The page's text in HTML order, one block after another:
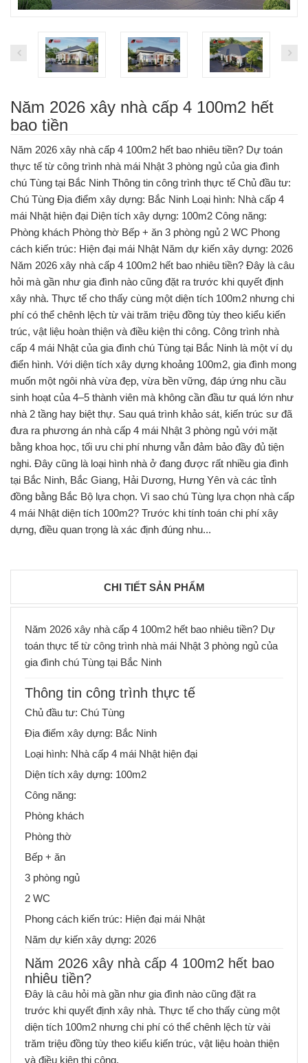
Năm 2026 xây nhà cấp 4 100m2 hết
bao tiền
Năm 2026 xây nhà cấp 4 100m2 hết bao nhiêu tiền? Dự toán
thực tế từ công trình nhà mái Nhật 3 phòng ngủ của gia đình
chú Tùng tại Bắc Ninh Thông tin công trình thực tế Chủ đầu tư:
Chú Tùng Địa điểm xây dựng: Bắc Ninh Loại hình: Nhà cấp 4
mái Nhật hiện đại Diện tích xây dựng: 100m2 Công năng:
Phòng khách Phòng thờ Bếp + ăn 3 phòng ngủ 2 WC Phong
cách kiến trúc: Hiện đại mái Nhật Năm dự kiến xây dựng: 2026
Năm 2026 xây nhà cấp 4 100m2 hết bao nhiêu tiền? Đây là câu
hỏi mà gần như gia đình nào cũng đặt ra trước khi quyết định
xây nhà. Thực tế cho thấy cùng một diện tích 100m2 nhưng chi
phí có thể chênh lệch từ vài trăm triệu đồng tùy theo kiểu kiến
trúc, vật liệu hoàn thiện và điều kiện thi công. Công trình nhà
cấp 4 mái Nhật của gia đình chú Tùng tại Bắc Ninh là một ví dụ
điển hình. Với diện tích xây dựng khoảng 100m2, gia đình mong
muốn một ngôi nhà vừa đẹp, vừa bền vững, đáp ứng nhu cầu
sinh hoạt của 4–5 thành viên mà không cần đầu tư quá lớn như
nhà 2 tầng hay biệt thự. Sau quá trình khảo sát, kiến trúc sư đã
đưa ra phương án nhà cấp 4 mái Nhật 3 phòng ngủ với mặt
bằng khoa học, tối ưu chi phí nhưng vẫn đảm bảo đầy đủ tiện
nghi. Đây cũng là loại hình nhà ở đang được rất nhiều gia đình
tại Bắc Ninh, Bắc Giang, Hải Dương, Hưng Yên và các tỉnh
đồng bằng Bắc Bộ lựa chọn. Vì sao chú Tùng lựa chọn nhà cấp
4 mái Nhật diện tích 100m2? Trước khi tính toán chi phí xây
dựng, điều quan trọng là xác định đúng nhu...
CHI TIẾT SẢN PHẨM
Năm 2026 xây nhà cấp 4 100m2 hết bao nhiêu tiền? Dự
toán thực tế từ công trình nhà mái Nhật 3 phòng ngủ của
gia đình chú Tùng tại Bắc Ninh
Thông tin công trình thực tế
Chủ đầu tư: Chú Tùng
Địa điểm xây dựng: Bắc Ninh
Loại hình: Nhà cấp 4 mái Nhật hiện đại
Diện tích xây dựng: 100m2
Công năng:
Phòng khách
Phòng thờ
Bếp + ăn
3 phòng ngủ
2 WC
Phong cách kiến trúc: Hiện đại mái Nhật
Năm dự kiến xây dựng: 2026
Năm 2026 xây nhà cấp 4 100m2 hết bao
nhiêu tiền?
Đây là câu hỏi mà gần như gia đình nào cũng đặt ra
trước khi quyết định xây nhà. Thực tế cho thấy cùng một
diện tích 100m2 nhưng chi phí có thể chênh lệch từ vài
trăm triệu đồng tùy theo kiểu kiến trúc, vật liệu hoàn thiện
và điều kiện thi công.